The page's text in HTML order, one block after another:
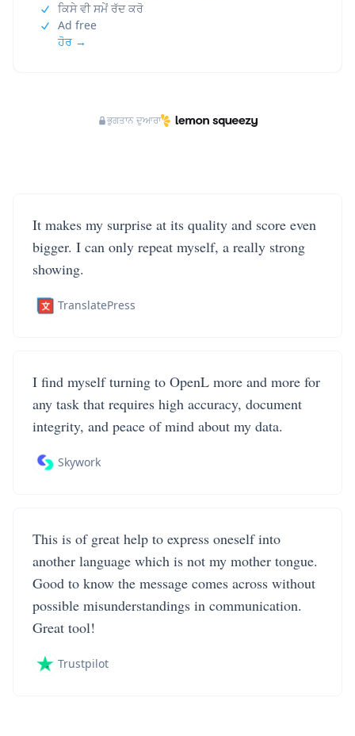
ਕਿਸੇ ਵੀ ਸਮੇਂ ਰੱਦ ਕਰੋ
Ad free
ਹੋਰ →
ਭੁਗਤਾਨ ਦੁਆਰਾ
It makes my surprise at its quality and score even
bigger. I can only repeat myself, a really strong
showing.
TranslatePress
I find myself turning to OpenL more and more for
any task that requires high accuracy, document
integrity, and peace of mind about my data.
Skywork
This is of great help to express oneself into
another language which is not my mother tongue.
Good to know the message comes across without
possible misunderstandings in communication.
Great tool!
Trustpilot